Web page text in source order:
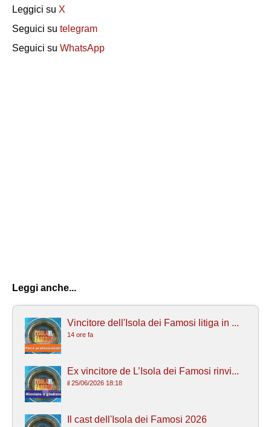
Leggici su X
Seguici su telegram
Seguici su WhatsApp
Leggi anche...
Vincitore dell'Isola dei Famosi litiga in ...
14 ore fa
Ex vincitore de L’Isola dei Famosi rinvi...
il 25/06/2026 18:18
Il cast dell'Isola dei Famosi 2026